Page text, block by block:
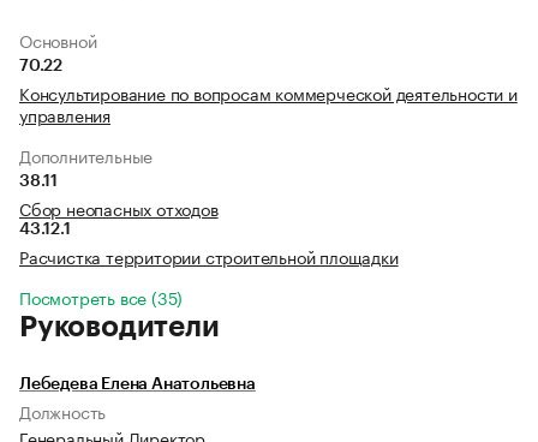
Основной
70.22
Консультирование по вопросам коммерческой деятельности и
управления
Дополнительные
38.11
Сбор неопасных отходов
43.12.1
Расчистка территории строительной площадки
Посмотреть все (35)
Руководители
Лебедева Елена Анатольевна
Должность